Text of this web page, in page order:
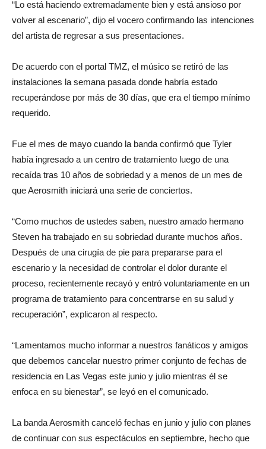
“Lo está haciendo extremadamente bien y está ansioso por
volver al escenario”, dijo el vocero confirmando las intenciones
del artista de regresar a sus presentaciones.
De acuerdo con el portal TMZ, el músico se retiró de las
instalaciones la semana pasada donde habría estado
recuperándose por más de 30 días, que era el tiempo mínimo
requerido.
Fue el mes de mayo cuando la banda confirmó que Tyler
había ingresado a un centro de tratamiento luego de una
recaída tras 10 años de sobriedad y a menos de un mes de
que Aerosmith iniciará una serie de conciertos.
“Como muchos de ustedes saben, nuestro amado hermano
Steven ha trabajado en su sobriedad durante muchos años.
Después de una cirugía de pie para prepararse para el
escenario y la necesidad de controlar el dolor durante el
proceso, recientemente recayó y entró voluntariamente en un
programa de tratamiento para concentrarse en su salud y
recuperación”, explicaron al respecto.
“Lamentamos mucho informar a nuestros fanáticos y amigos
que debemos cancelar nuestro primer conjunto de fechas de
residencia en Las Vegas este junio y julio mientras él se
enfoca en su bienestar”, se leyó en el comunicado.
La banda Aerosmith canceló fechas en junio y julio con planes
de continuar con sus espectáculos en septiembre, hecho que